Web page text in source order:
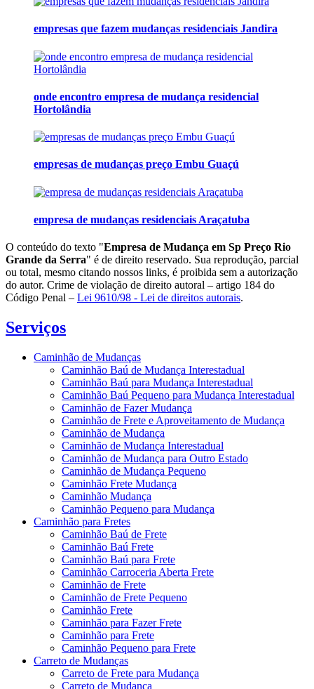
empresas que fazem mudanças residenciais Jandira
onde encontro empresa de mudança residencial
Hortolândia
empresas de mudanças preço Embu Guaçú
empresa de mudanças residenciais Araçatuba
O conteúdo do texto "Empresa de Mudança em Sp Preço Rio
Grande da Serra" é de direito reservado. Sua reprodução, parcial
ou total, mesmo citando nossos links, é proibida sem a autorização
do autor. Crime de violação de direito autoral – artigo 184 do
Código Penal – Lei 9610/98 - Lei de direitos autorais.
Serviços
Caminhão de Mudanças
Caminhão Baú de Mudança Interestadual
Caminhão Baú para Mudança Interestadual
Caminhão Baú Pequeno para Mudança Interestadual
Caminhão de Fazer Mudança
Caminhão de Frete e Aproveitamento de Mudança
Caminhão de Mudança
Caminhão de Mudança Interestadual
Caminhão de Mudança para Outro Estado
Caminhão de Mudança Pequeno
Caminhão Frete Mudança
Caminhão Mudança
Caminhão Pequeno para Mudança
Caminhão para Fretes
Caminhão Baú de Frete
Caminhão Baú Frete
Caminhão Baú para Frete
Caminhão Carroceria Aberta Frete
Caminhão de Frete
Caminhão de Frete Pequeno
Caminhão Frete
Caminhão para Fazer Frete
Caminhão para Frete
Caminhão Pequeno para Frete
Carreto de Mudanças
Carreto de Frete para Mudança
Carreto de Mudança